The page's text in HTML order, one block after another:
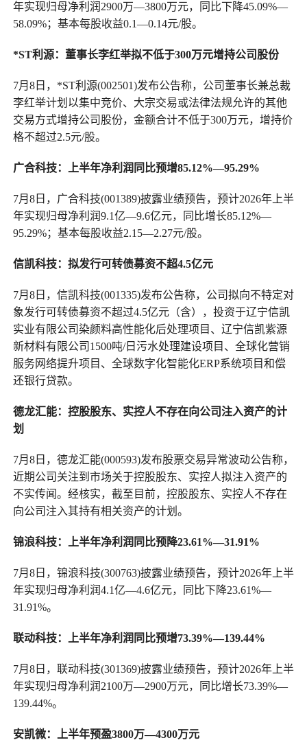
年实现归母净利润2900万—3800万元，同比下降45.09%—
58.09%；基本每股收益0.1—0.14元/股。
*ST利源：董事长李红举拟不低于300万元增持公司股份
7月8日，*ST利源(002501)发布公告称，公司董事长兼总裁
李红举计划以集中竞价、大宗交易或法律法规允许的其他
交易方式增持公司股份，金额合计不低于300万元，增持价
格不超过2.5元/股。
广合科技：上半年净利润同比预增85.12%—95.29%
7月8日，广合科技(001389)披露业绩预告，预计2026年上半
年实现归母净利润9.1亿—9.6亿元，同比增长85.12%—
95.29%；基本每股收益2.15—2.27元/股。
信凯科技：拟发行可转债募资不超4.5亿元
7月8日，信凯科技(001335)发布公告称，公司拟向不特定对
象发行可转债募资不超过4.5亿元（含），投资于辽宁信凯
实业有限公司染颜料高性能化后处理项目、辽宁信凯紫源
新材料有限公司1500吨/日污水处理建设项目、全球化营销
服务网络提升项目、全球数字化智能化ERP系统项目和偿
还银行贷款。
德龙汇能：控股股东、实控人不存在向公司注入资产的计
划
7月8日，德龙汇能(000593)发布股票交易异常波动公告称，
近期公司关注到市场关于控股股东、实控人拟注入资产的
不实传闻。经核实，截至目前，控股股东、实控人不存在
向公司注入其持有相关资产的计划。
锦浪科技：上半年净利润同比预降23.61%—31.91%
7月8日，锦浪科技(300763)披露业绩预告，预计2026年上半
年实现归母净利润4.1亿—4.6亿元，同比下降23.61%—
31.91%。
联动科技：上半年净利润同比预增73.39%—139.44%
7月8日，联动科技(301369)披露业绩预告，预计2026年上半
年实现归母净利润2100万—2900万元，同比增长73.39%—
139.44%。
安凯微： 上半年预盈3800万—4300万元